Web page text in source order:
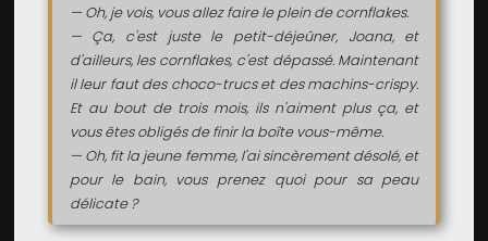
— Oh, je vois, vous allez faire le plein de cornflakes.
— Ça, c'est juste le petit-déjeûner, Joana, et
d'ailleurs, les cornflakes, c'est dépassé. Maintenant
il leur faut des choco-trucs et des machins-crispy.
Et au bout de trois mois, ils n'aiment plus ça, et
vous êtes obligés de finir la boîte vous-même.
— Oh, fit la jeune femme, l'ai sincèrement désolé, et
pour le bain, vous prenez quoi pour sa peau
délicate ?